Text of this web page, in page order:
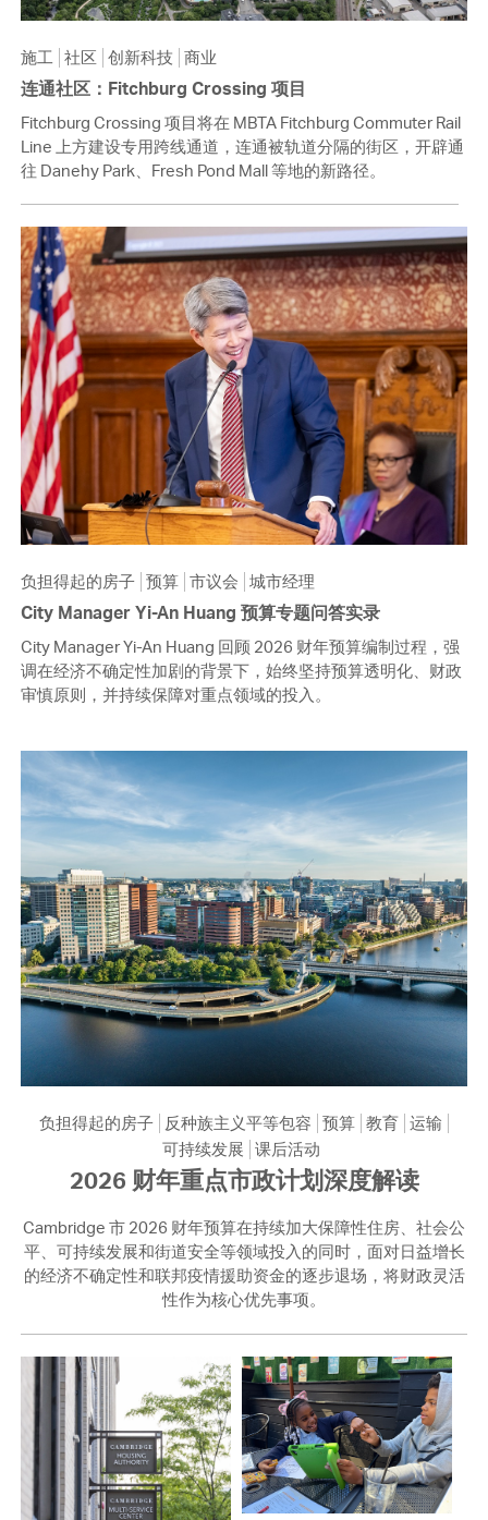
施工 社区 创新科技 商业
连通社区：Fitchburg Crossing 项目
Fitchburg Crossing 项目将在 MBTA Fitchburg Commuter Rail
Line 上方建设专用跨线通道，连通被轨道分隔的街区，开辟通
往 Danehy Park、Fresh Pond Mall 等地的新路径。
负担得起的房子 预算 市议会 城市经理
City Manager Yi-An Huang 预算专题问答实录
City Manager Yi-An Huang 回顾 2026 财年预算编制过程，强
调在经济不确定性加剧的背景下，始终坚持预算透明化、财政
审慎原则，并持续保障对重点领域的投入。
负担得起的房子 反种族主义平等包容 预算 教育 运输
可持续发展 课后活动
2026 财年重点市政计划深度解读
Cambridge 市 2026 财年预算在持续加大保障性住房、社会公
平、可持续发展和街道安全等领域投入的同时，面对日益增长
的经济不确定性和联邦疫情援助资金的逐步退场，将财政灵活
性作为核心优先事项。